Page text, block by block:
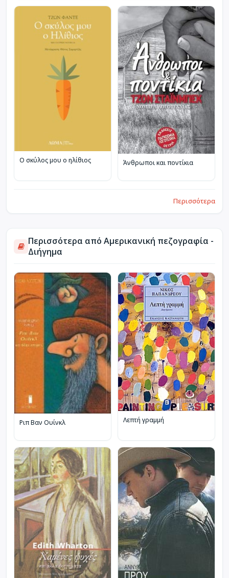
Ο σκύλος μου ο ηλίθιος Άνθρωποι και ποντίκια
Περισσότερα
Περισσότερα από Αμερικανική πεζογραφία -
Διήγημα
Ριπ Βαν Ουίνκλ Λεπτή γραμμή